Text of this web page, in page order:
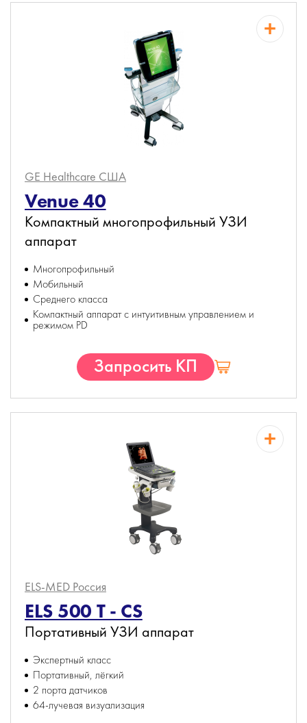
GE Healthcare США
Venue 40
Компактный многопрофильный УЗИ
аппарат
Многопрофильный
Мобильный
Среднего класса
Компактный аппарат с интуитивным управлением и
режимом PD
Запросить КП
ELS-MED Россия
ELS 500 T - CS
Портативный УЗИ аппарат
Экспертный класс
Портативный, лёгкий
2 порта датчиков
64-лучевая визуализация